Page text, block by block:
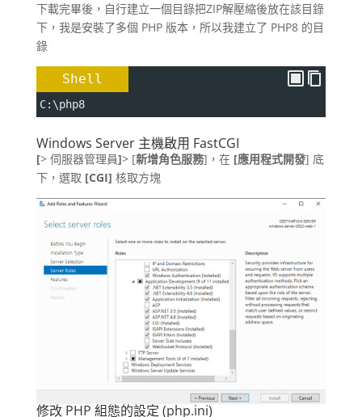
下載完畢後，自行建立一個目錄把ZIP解壓縮後放在該目錄
下，我是安裝了多個 PHP 版本，所以我建立了 PHP8 的目
錄
Shell
C:\php8
Windows Server 主機啟用 FastCGI
[> 伺服器管理員]> [新增角色服務]，在 [應用程式開發] 底
下，選取 [CGI] 核取方塊
修改 PHP 組態的設定 (php.ini)